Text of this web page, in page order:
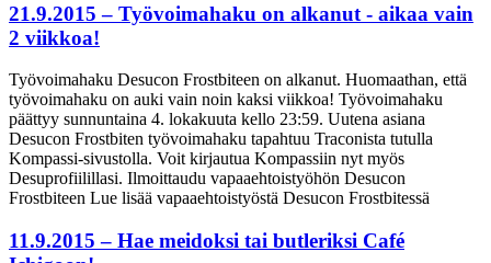
21.9.2015 – Työvoimahaku on alkanut - aikaa vain
2 viikkoa!
Työvoimahaku Desucon Frostbiteen on alkanut. Huomaathan, että
työvoimahaku on auki vain noin kaksi viikkoa! Työvoimahaku
päättyy sunnuntaina 4. lokakuuta kello 23:59. Uutena asiana
Desucon Frostbiten työvoimahaku tapahtuu Traconista tutulla
Kompassi-sivustolla. Voit kirjautua Kompassiin nyt myös
Desuprofiilillasi. Ilmoittaudu vapaaehtoistyöhön Desucon
Frostbiteen Lue lisää vapaaehtoistyöstä Desucon Frostbitessä
11.9.2015 – Hae meidoksi tai butleriksi Café